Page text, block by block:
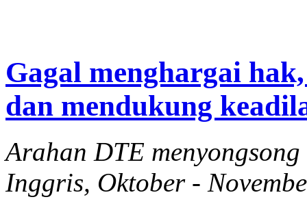
Gagal menghargai
dan mendukung
Arahan DTE
Inggris, Oktober -